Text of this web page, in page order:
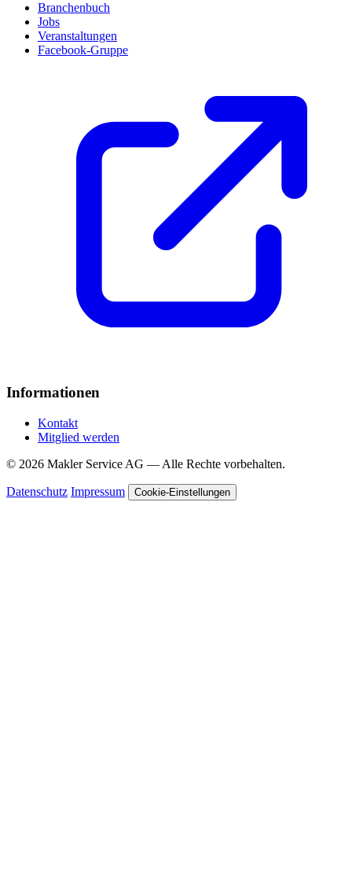
Branchenbuch
Jobs
Veranstaltungen
Facebook-Gruppe
Informationen
Kontakt
Mitglied werden
© 2026 Makler Service AG — Alle Rechte vorbehalten.
Datenschutz Impressum Cookie-Einstellungen